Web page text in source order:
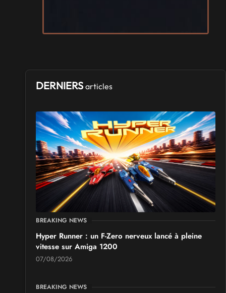
Arcadia GeekFest 2026
SALONS & CONVENTIONS GEEKS
Ponta Geek 2026
SALONS & CONVENTIONS GEEKS
GeekNIID 2026
les 19 et 20 septembre 2026 - à Grigny
SALONS & CONVENTIONS GEEKS
Japan Manga Wave Colmar 2026
les 19 et 20 septembre 2026 - à Colmar
DERNIERS articles
BREAKING NEWS
Hyper Runner : un F-Zero nerveux lancé à pleine
vitesse sur Amiga 1200
07/08/2026
BREAKING NEWS